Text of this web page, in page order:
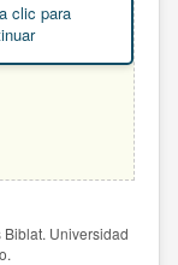
clic para
Universidad